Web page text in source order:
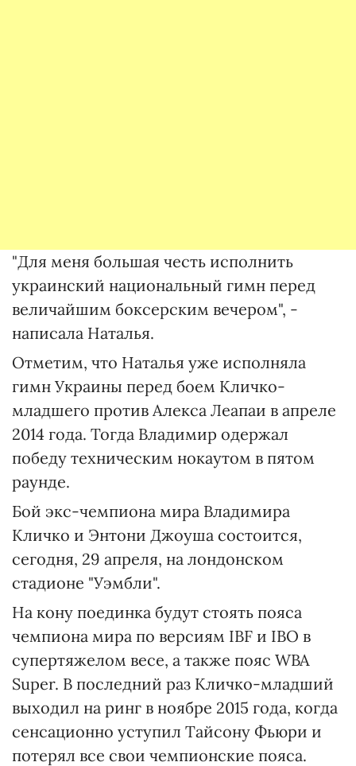
"Для меня большая честь исполнить
украинский национальный гимн перед
величайшим боксерским вечером", -
написала Наталья.
Отметим, что Наталья уже исполняла
гимн Украины перед боем Кличко-
младшего против Алекса Леапаи в апреле
2014 года. Тогда Владимир одержал
победу техническим нокаутом в пятом
раунде.
Бой экс-чемпиона мира Владимира
Кличко и Энтони Джоуша состоится,
сегодня, 29 апреля, на лондонском
стадионе "Уэмбли".
На кону поединка будут стоять пояса
чемпиона мира по версиям IBF и IBO в
супертяжелом весе, а также пояс WBA
Super. В последний раз Кличко-младший
выходил на ринг в ноябре 2015 года, когда
сенсационно уступил Тайсону Фьюри и
потерял все свои чемпионские пояса.